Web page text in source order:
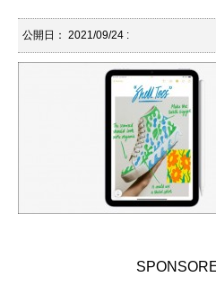
公開日： 2021/09/24 :